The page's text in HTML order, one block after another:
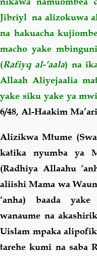
Jibriyl na alizokuwa
na hakuacha
macho yake
(Rafiyq al-‘aala) na
Allaah Aliyejaalia
yake siku yake ya
6/48, Al-Haakim
Alizikwa Mtume
katika nyumba ya
(Radhiya Allaahu
aliishi Mama wa
‘anha) baada
wanaume na
Uislam mpaka
tarehe kumi na saba